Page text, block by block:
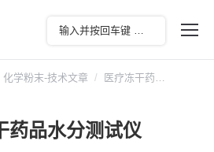
化学粉末-技术文章 医疗冻干药…
药品水分测试仪